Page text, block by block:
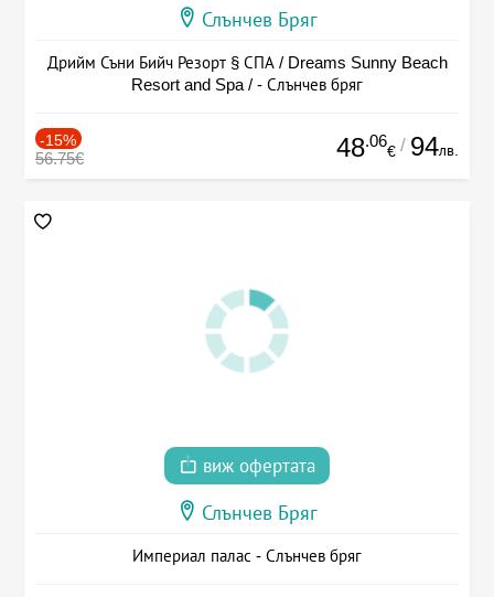
Слънчев Бряг
Дрийм Съни Бийч Резорт § СПА / Dreams Sunny Beach
Resort and Spa / - Слънчев бряг
-15%
56.75€ 48.06
€ / 94лв.
виж офертата
Слънчев Бряг
Империал палас - Слънчев бряг